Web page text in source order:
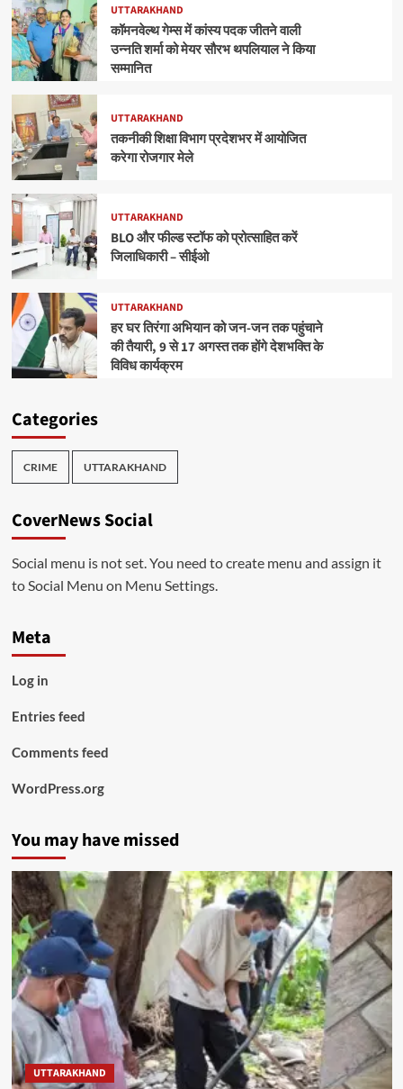
UTTARAKHAND
कॉमनवेल्थ गेम्स में कांस्य पदक जीतने वाली
उन्नति शर्मा को मेयर सौरभ थपलियाल ने किया
सम्मानित
UTTARAKHAND
तकनीकी शिक्षा विभाग प्रदेशभर में आयोजित
करेगा रोजगार मेले
UTTARAKHAND
BLO और फील्ड स्टॉफ को प्रोत्साहित करें
जिलाधिकारी – सीईओ
UTTARAKHAND
हर घर तिरंगा अभियान को जन-जन तक पहुंचाने
की तैयारी, 9 से 17 अगस्त तक होंगे देशभक्ति के
विविध कार्यक्रम
Categories
CRIME UTTARAKHAND
CoverNews Social
Social menu is not set. You need to create menu and assign it
to Social Menu on Menu Settings.
Meta
Log in
Entries feed
Comments feed
WordPress.org
You may have missed
UTTARAKHAND